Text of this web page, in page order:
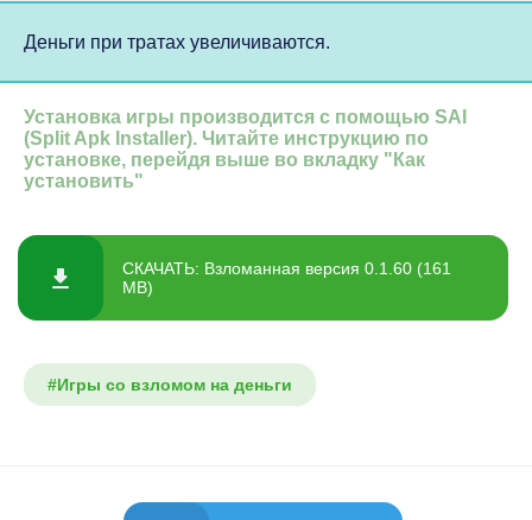
Деньги при тратах увеличиваются.
Установка игры производится с помощью SAI
(Split Apk Installer). Читайте инструкцию по
установке, перейдя выше во вкладку "Как
установить"
СКАЧАТЬ: Взломанная версия 0.1.60 (161
MB)
#Игры со взломом на деньги